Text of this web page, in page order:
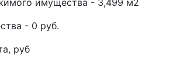
имущества - 3,499 м2
- 0 руб.
руб